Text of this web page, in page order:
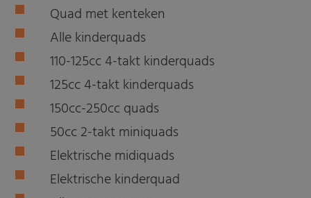
Quad met kenteken
Alle kinderquads
110-125cc 4-takt kinderquads
125cc 4-takt kinderquads
150cc-250cc quads
50cc 2-takt miniquads
Elektrische midiquads
Elektrische kinderquad